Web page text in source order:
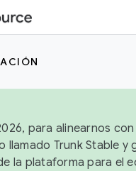
para alinearnos
llamado Trunk Stable y
la plataforma para el